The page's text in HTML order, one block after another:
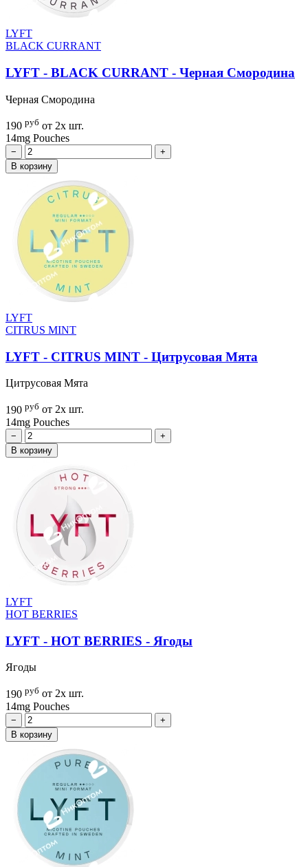
LYFT
BLACK CURRANT
LYFT - BLACK CURRANT - Черная Смородина
Черная Смородина
190 руб от 2х шт.
14mg Pouches
−
+
В корзину
LYFT
CITRUS MINT
LYFT - CITRUS MINT - Цитрусовая Мята
Цитрусовая Мята
190 руб от 2х шт.
14mg Pouches
−
+
В корзину
LYFT
HOT BERRIES
LYFT - HOT BERRIES - Ягоды
Ягоды
190 руб от 2х шт.
14mg Pouches
−
+
В корзину